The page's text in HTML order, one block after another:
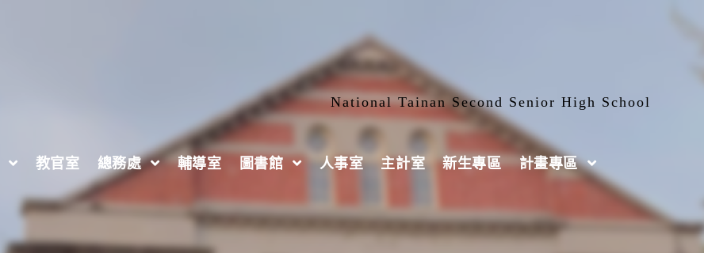
National Tainan Second Senior High School
教官室 總務處 輔導室 圖書館 人事室 主計室 新生專區 計畫專區